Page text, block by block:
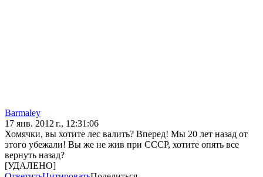
Barmaley
17 янв. 2012 г., 12:31:06
Хомячки, вы хотите лес валить? Вперед! Мы 20 лет назад от
этого убежали! Вы же не жив при СССР, хотите опять все
вернуть назад?
[УДАЛЕНО]